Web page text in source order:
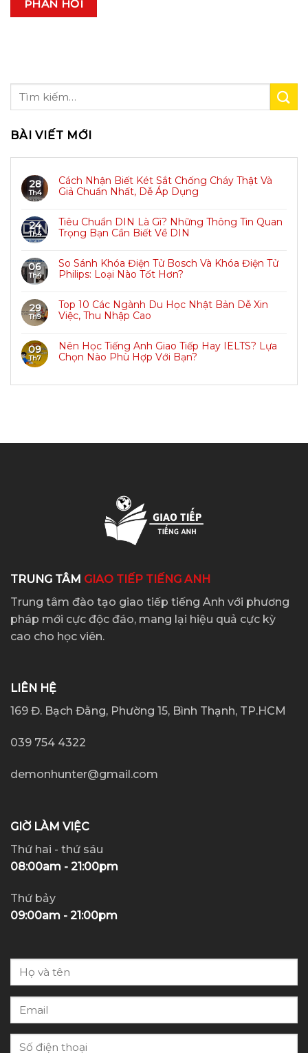
BÀI VIẾT MỚI
28
Th4
Cách Nhận Biết Két Sắt Chống Cháy Thật Và
Giả Chuẩn Nhất, Dễ Áp Dụng
24
Th4
Tiêu Chuẩn DIN Là Gì? Những Thông Tin Quan
Trọng Bạn Cần Biết Về DIN
06
Th4
So Sánh Khóa Điện Tử Bosch Và Khóa Điện Tử
Philips: Loại Nào Tốt Hơn?
29
Th9
Top 10 Các Ngành Du Học Nhật Bản Dễ Xin
Việc, Thu Nhập Cao
09
Th7
Nên Học Tiếng Anh Giao Tiếp Hay IELTS? Lựa
Chọn Nào Phù Hợp Với Bạn?
TRUNG TÂM GIAO TIẾP TIẾNG ANH
Trung tâm đào tạo giao tiếp tiếng Anh với phương
pháp mới cực độc đáo, mang lại hiệu quả cực kỳ
cao cho học viên.
LIÊN HỆ
169 Đ. Bạch Đằng, Phường 15, Bình Thạnh, TP.HCM
039 754 4322
demonhunter@gmail.com
GIỜ LÀM VIỆC
Thứ hai - thứ sáu
08:00am - 21:00pm
Thứ bảy
09:00am - 21:00pm